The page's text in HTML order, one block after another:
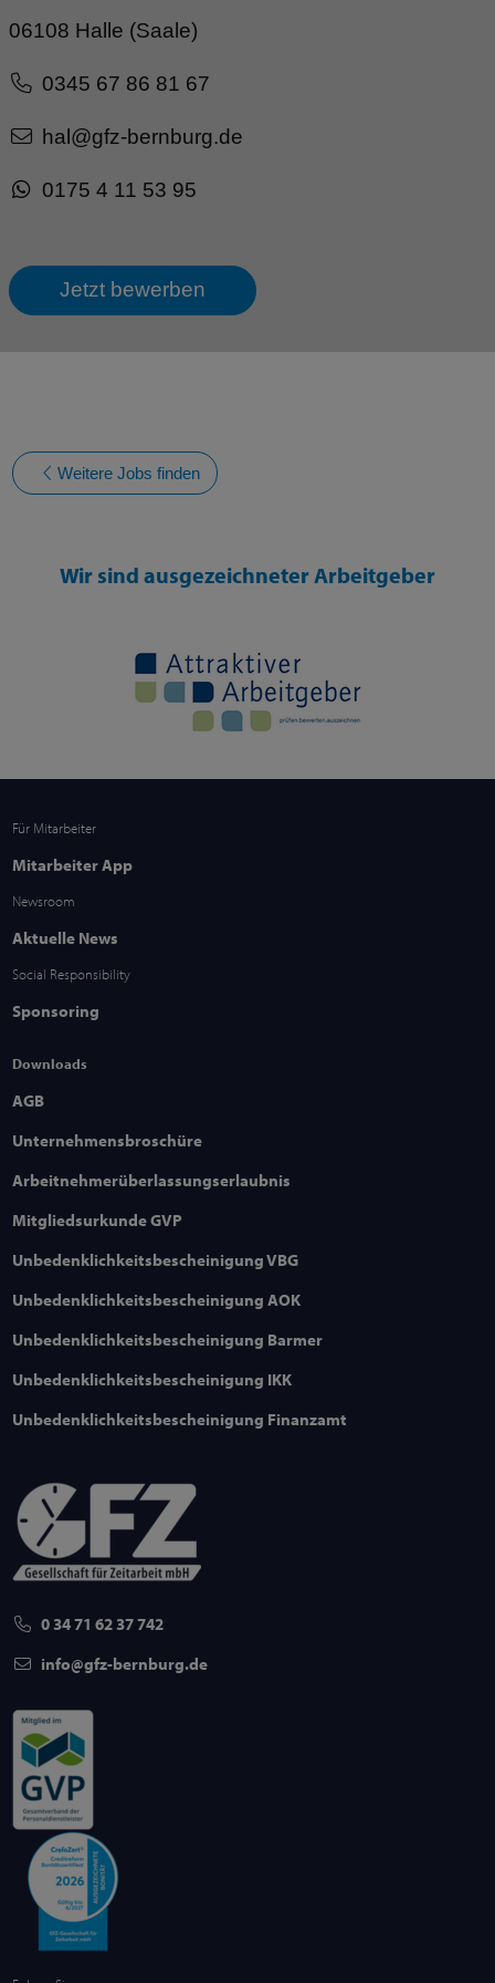
06108 Halle (Saale)
0345 67 86 81 67
hal@gfz-bernburg.de
0175 4 11 53 95
Jetzt bewerben
Weitere Jobs finden
Wir sind ausgezeichneter Arbeitgeber
0 34 71 62 37 742
info
gfz-bernburg de
Für Mitarbeiter
Mitarbeiter App
Newsroom
Aktuelle News
Social Responsibility
Sponsoring
Downloads
AGB
Unternehmensbroschüre
Arbeitnehmerüberlassungserlaubnis
Mitgliedsurkunde GVP
Unbedenklichkeitsbescheinigung VBG
Unbedenklichkeitsbescheinigung AOK
Unbedenklichkeitsbescheinigung Barmer
Unbedenklichkeitsbescheinigung IKK
Unbedenklichkeitsbescheinigung Finanzamt